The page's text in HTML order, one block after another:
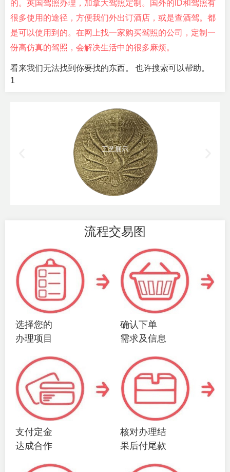
的。英国驾照办理，加拿大驾照定制。国外的ID和驾照有
很多使用的途径，方便我们外出订酒店，或是查酒驾。都
是可以使用到的。在网上找一家购买驾照的公司，定制一
份高仿真的驾照，会解决生活中的很多麻烦。
看来我们无法找到你要找的东西。 也许搜索可以帮助。
工艺展示
流程交易图
选择您的
办理项目
确认下单
需求及信息
支付定金
达成合作
核对办理结
果后付尾款